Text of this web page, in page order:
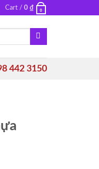
Cart / 0 ₫ 0
442 3150